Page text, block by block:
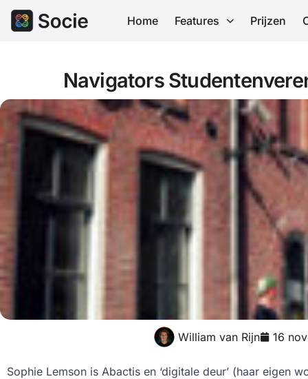
Home Features Prijzen
Navigators
William van Rijn 16
Sophie Lemson is Abactis en ‘digitale deur’ (haar eigen